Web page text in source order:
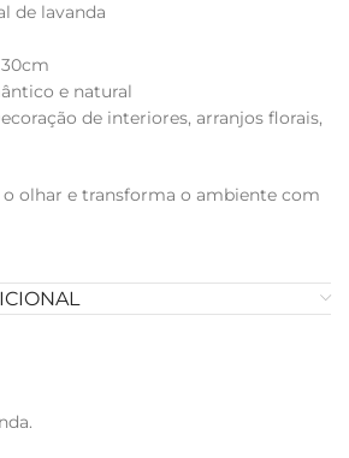
de lavanda
e natural
de interiores, arranjos florais,
olhar e transforma o ambiente com